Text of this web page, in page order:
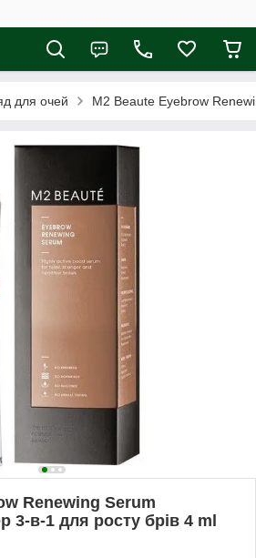
для очей M2 Beaute Eyebrow
Renewing Serum
3-в-1 для росту брів 4 ml